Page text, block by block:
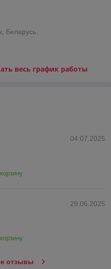
Беларусь
весь график работы
04.07.2025
29.06.2025
отзывы